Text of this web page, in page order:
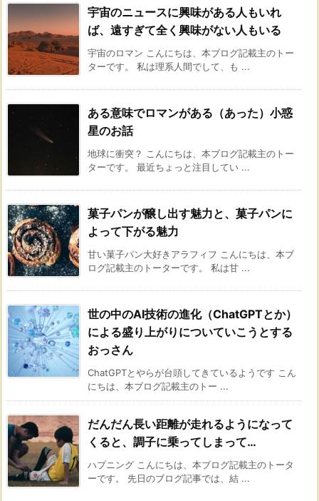
宇宙のニュースに興味がある人もいれ
ば、遠すぎて全く興味がない人もいる
宇宙のロマン こんにちは、本ブログ記載主のトー
ターです。 私は理系人間でして、も ...
ある意味でロマンがある（あった）小惑
星のお話
地球に衝突？ こんにちは、本ブログ記載主のトー
ターです。 最近ちょっと注目してい ...
菓子パンが醸し出す魅力と、菓子パンに
よって下がる魅力
甘い菓子パン大好きアラフィフ こんにちは、本ブ
ログ記載主のトーターです。 私は甘 ...
世の中のAI技術の進化（ChatGPTとか）
による盛り上がりについていこうとする
おっさん
ChatGPTとやらが台頭してきているようです こん
にちは、本ブログ記載主のトー ...
だんだん長い距離が走れるようになって
くると、調子に乗ってしまって…
ハプニング こんにちは、本ブログ記載主のトータ
ーです。 先日のブログ記事では、結 ...